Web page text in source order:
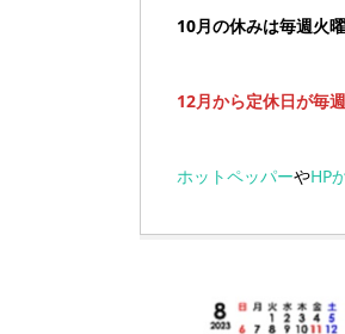
10月の休みは毎週火
12月から定休日が毎
ホットペッパーやHP